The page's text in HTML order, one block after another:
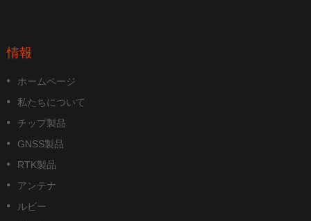
情報
ホームページ
私たちについて
チップ製品
GNSS製品
RTK製品
アンテナ
ルビー